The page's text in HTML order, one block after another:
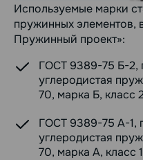
Используемые марки
пружинных
Пружинный проект»:
ГОСТ 9389-75 Б-2,
углеродистая
70, марка Б, класс
ГОСТ 9389-75 А-1,
углеродистая
70, марка А, класс